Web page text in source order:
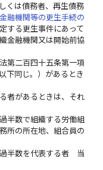
くは債務者、再生債務
融機関等の更生手続の
する更生事件にあって
金融機関又は開始前協
第二百四十五条第一項
下同じ。）があるとき
者があるときは、それ
半数で組織する労働組
所の所在地、組合員の
半数を代表する者 当